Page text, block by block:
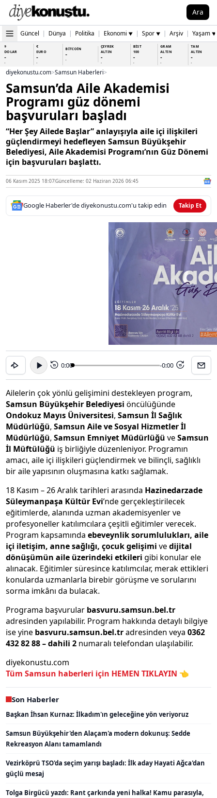
Ara
Güncel | Dünya | Politika | Ekonomi ▼ | Spor ▼ | Arşiv | Yaşam ▼
$
DOLAR
-
-
€
EURO
-
-
BİTCOİN
-
-
ÇEYREK
ALTIN
-
-
BİST
100
-
-
GRAM
ALTIN
-
-
TAM
ALTIN
-
-
diyekonustu.com>Samsun Haberleri>
Samsun’da Aile Akademisi
Programı güz dönemi
başvuruları başladı
“Her Şey Ailede Başlar” anlayışıyla aile içi ilişkileri
güçlendirmeyi hedefleyen Samsun Büyükşehir
Belediyesi, Aile Akademisi Programı’nın Güz Dönemi
için başvuruları başlattı.
06 Kasım 2025 18:07Güncelleme: 02 Haziran 2026 06:45
Google Haberler'de diyekonustu.com'u takip edin Takip Et
15 0:00 -0:00 15
Ailelerin çok yönlü gelişimini destekleyen program,
Samsun Büyükşehir Belediyesi öncülüğünde
Ondokuz Mayıs Üniversitesi, Samsun İl Sağlık
Müdürlüğü, Samsun Aile ve Sosyal Hizmetler İl
Müdürlüğü, Samsun Emniyet Müdürlüğü veSamsun
İl Müftülüğü iş birliğiyle düzenleniyor. Programın
amacı, aile içi ilişkileri güçlendirmek ve bilinçli, sağlıklı
bir aile yapısının oluşmasına katkı sağlamak.
18 Kasım – 26 Aralık tarihleri arasında Hazinedarzade
Süleymanpaşa Kültür Evi’nde gerçekleştirilecek
eğitimlerde, alanında uzman akademisyenler ve
profesyoneller katılımcılara çeşitli eğitimler verecek.
Program kapsamında ebeveynlik sorumlulukları, aile
içi iletişim, anne sağlığı, çocuk gelişimi vedijital
dönüşümün aile üzerindeki etkileri gibi konular ele
alınacak. Eğitimler süresince katılımcılar, merak ettikleri
konularda uzmanlarla birebir görüşme ve sorularını
sorma imkânı da bulacak.
Programa başvurular basvuru.samsun.bel.tr
adresinden yapılabilir. Program hakkında detaylı bilgiye
ise yine basvuru.samsun.bel.tradresinden veya 0362
432 82 88 – dahili 2 numaralı telefondan ulaşılabilir.
diyekonustu.com
Tüm Samsun haberleri için HEMEN TIKLAYIN 👈
Son Haberler
Başkan İhsan Kurnaz: İlkadım'ın geleceğine yön veriyoruz
Samsun Büyükşehir'den Alaçam'a modern dokunuş: Sedde
Rekreasyon Alanı tamamlandı
Vezirköprü TSO'da seçim yarışı başladı: İlk aday Hayati Ağca'dan
güçlü mesaj
Tolga Birgücü yazdı: Rant çarkında yeni halka! Kamu parasıyla,